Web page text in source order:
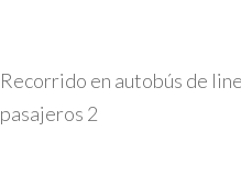
Recorrido en autobús de
pasajeros 2